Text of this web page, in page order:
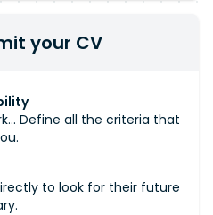
participation aux
modernisation des
systèmes d'exploitation.
d'évolution et de
des spécifications
des développements. La
et d'intégration.
déploiements et la
your CV
Define all the criteria that
to look for their future